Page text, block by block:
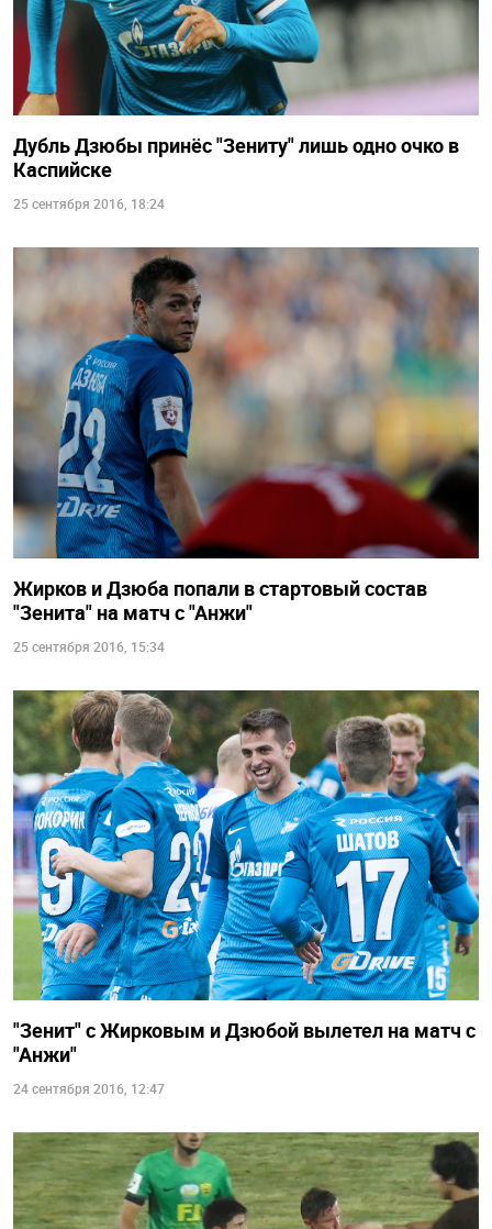
Дубль Дзюбы принёс "Зениту" лишь одно очко в
Каспийске
25 сентября 2016, 18:24
Жирков и Дзюба попали в стартовый состав
"Зенита" на матч с "Анжи"
25 сентября 2016, 15:34
"Зенит" с Жирковым и Дзюбой вылетел на матч с
"Анжи"
24 сентября 2016, 12:47